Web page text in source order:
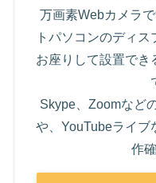
万画素Webカメラ
トパソコンのディ
お座りして設置でき
Skype、Zoomなど
や、YouTubeライブ
作